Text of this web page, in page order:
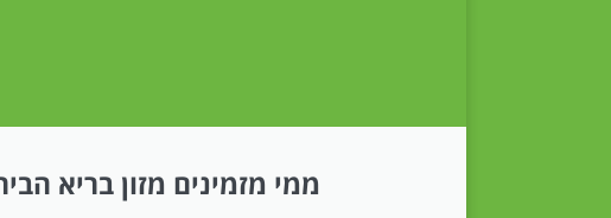
ממי מזמינים מזון בריא